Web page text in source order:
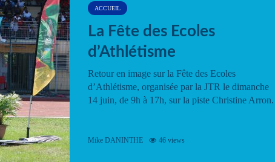
ACCUEIL
La Fête des Ecoles
d’Athlétisme
Retour en image sur la Fête des Ecoles
d’Athlétisme, organisée par la JTR le dimanche
14 juin, de 9h à 17h, sur la piste Christine Arron.
Mike DANINTHE 46 views